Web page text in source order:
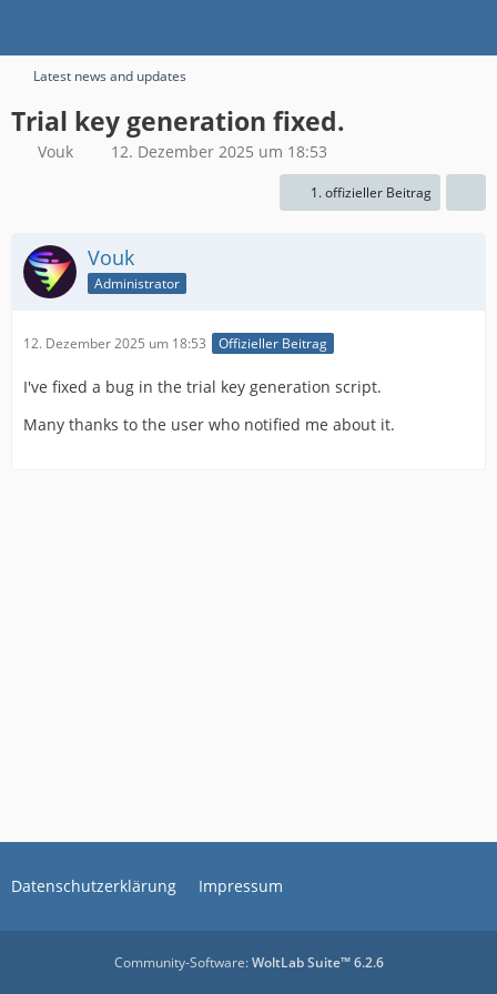
Latest news and updates
Trial key generation fixed.
Vouk 12. Dezember 2025 um 18:53
1. offizieller Beitrag
Vouk
Administrator
12. Dezember 2025 um 18:53 Offizieller Beitrag
I've fixed a bug in the trial key generation script.
Many thanks to the user who notified me about it.
Datenschutzerklärung Impressum
Community-Software:WoltLab Suite™ 6.2.6